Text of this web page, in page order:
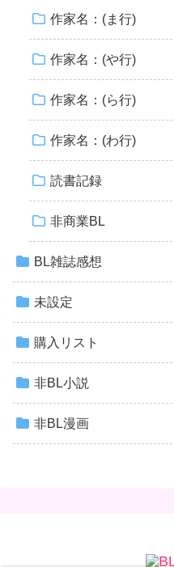
作家名：(ま行)
作家名：(や行)
作家名：(ら行)
作家名：(わ行)
読書記録
非商業BL
BL雑誌感想
未設定
購入リスト
非BL小説
非BL漫画